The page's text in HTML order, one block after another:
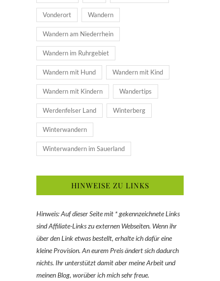
Vonderort Wandern
Wandern am Niederrhein
Wandern im Ruhrgebiet
Wandern mit Hund Wandern mit Kind
Wandern mit Kindern Wandertips
Werdenfelser Land Winterberg
Winterwandern
Winterwandern im Sauerland
HINWEISE ZU LINKS
Hinweis: Auf dieser Seite mit * gekennzeichnete Links
sind Affiliate-Links zu externen Webseiten. Wenn ihr
über den Link etwas bestellt, erhalte ich dafür eine
kleine Provision. An eurem Preis ändert sich dadurch
nichts. Ihr unterstützt damit aber meine Arbeit und
meinen Blog, worüber ich mich sehr freue.